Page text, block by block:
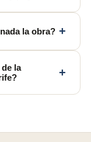
la obra? +
la
+